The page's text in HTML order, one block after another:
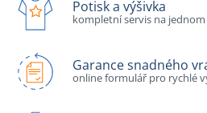
Potisk a výšivka
kompletní servis na
Garance snadného
online formulář pro rychlé